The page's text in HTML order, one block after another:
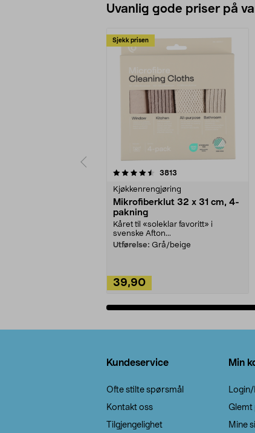
Uvanlig gode priser på
Sjekk prisen
3813
Kjøkkenrengjøring
Mikrofiberklut 32 x 31 cm, 4-
pakning
Kåret til «soleklar favoritt» i
svenske Afton...
Utførelse: Grå/beige
39,90
4.5av 5 stjerner
Kundeservice
Ofte stilte spørsmål
Kontakt oss
Tilgjengelighet
Min
Glemt
Mine